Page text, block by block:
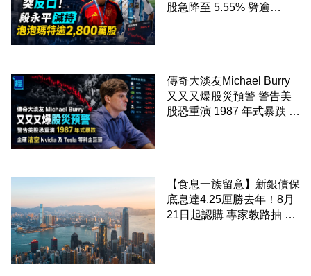
股急降至 5.55% 劈逾
傳奇大淡友Michael Burry
又又又爆股災預警 警告美
股恐重演 1987 年式暴跌 企
【食息一族留意】新銀債保
底息達4.25厘勝去年！8月
21日起認購 專家教路抽 20